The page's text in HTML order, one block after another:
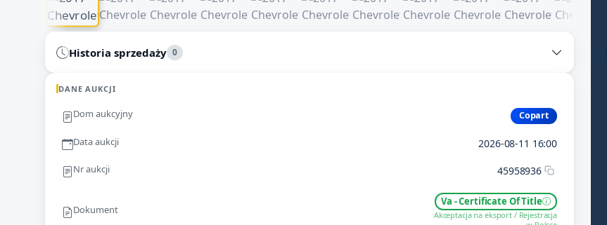
Historia sprzedaży 0
DANE AUKCJI
Dom aukcyjny Copart
Data aukcji 2026-08-11 16:00
Nr aukcji 45958936
Dokument
Va - Certificate Of Title
Akceptacja na eksport / Rejestracja